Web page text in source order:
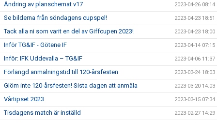
Ändring av planschemat v17 2023-04-26 08:14
Se bilderna från söndagens cupspel! 2023-04-23 18:51
Tack alla ni som varit en del av Giffcupen 2023! 2023-04-23 18:00
Inför TG&IF - Götene IF 2023-04-14 07:15
Inför: IFK Uddevalla – TG&IF 2023-04-06 11:37
Förlängd anmälningstid till 120-årsfesten 2023-03-24 18:03
Glöm inte 120-årsfesten! Sista dagen att anmäla 2023-03-20 14:03
Vårtipset 2023 2023-03-15 07:34
Tisdagens match är inställd 2023-02-27 14:29